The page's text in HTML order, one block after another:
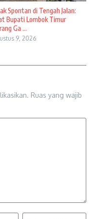
Spontan di Tengah Jalan:
Bupati Lombok Timur
Ga ...
9, 2026
Ruas yang wajib